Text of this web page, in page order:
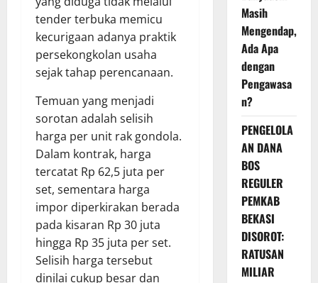
tender terbuka memicu
kecurigaan adanya praktik
persekongkolan usaha
sejak tahap perencanaan.
Temuan yang menjadi
sorotan adalah selisih
harga per unit rak gondola.
Dalam kontrak, harga
tercatat Rp 62,5 juta per
set, sementara harga
impor diperkirakan berada
pada kisaran Rp 30 juta
hingga Rp 35 juta per set.
Selisih harga tersebut
dinilai cukup besar dan
Masih
Mengendap,
Ada Apa
dengan
Pengawasa
n?
PENGELOLA
AN DANA
BOS
REGULER
PEMKAB
BEKASI
DISOROT:
RATUSAN
MILIAR